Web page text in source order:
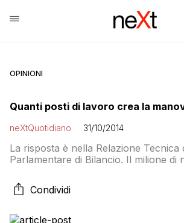
OPINIONI
Quanti posti di lavoro crea la
neXtQuotidiano 31/10/2014
La risposta è nella Relazione Tecnica
Parlamentare di Bilancio. Il milione di
Condividi